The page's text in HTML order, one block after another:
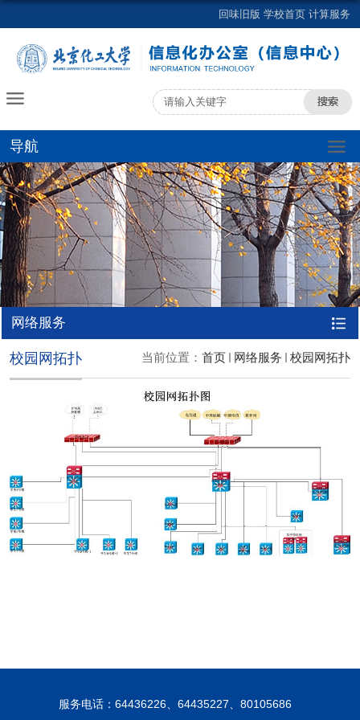
回味旧版 学校首页 计算服务
导航
网络服务
当前位置： 首页 网络服务 校园网拓扑
校园网拓扑
服务电话：64436226、64435227、80105686